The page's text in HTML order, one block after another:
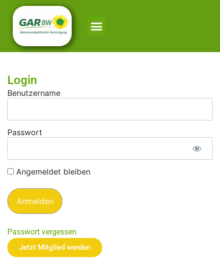
Login
Benutzername
Passwort
Angemeldet bleiben
Passwort vergessen
Jetzt Mitglied werden